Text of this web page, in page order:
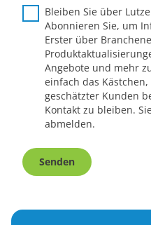
Bleiben Sie über
Abonnieren Sie, um
Erster über
Angebote und mehr
einfach das
geschätzter Kunden
Kontakt zu bleiben.
abmelden.
Senden